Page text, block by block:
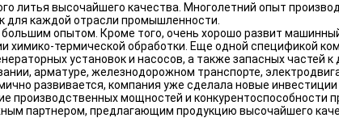
литья высочайшего качества. Многолетний опыт
для каждой отрасли промышленности.
опытом. Кроме того, очень хорошо развит
химико-термической обработки. Еще одной спецификой
установок и насосов, а также запасных частей к
арматуре, железнодорожном транспорте,
развивается, компания уже сделала новые
производственных мощностей и конкурентоспособности
партнером, предлагающим продукцию высочайшего